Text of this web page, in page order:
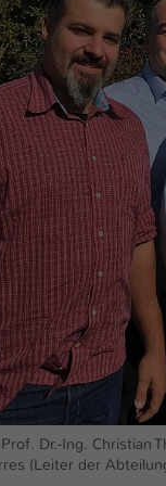
Dr.-Ing. Christian
(Leiter der